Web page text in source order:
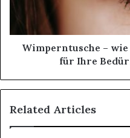
Wimperntusche –
für Ihre
Related Articles